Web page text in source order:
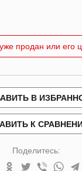
продан или его
В
К
Поделитесь: